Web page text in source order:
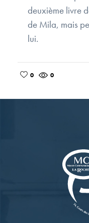
deuxième livre
de Mila, mais
lui.
0
0